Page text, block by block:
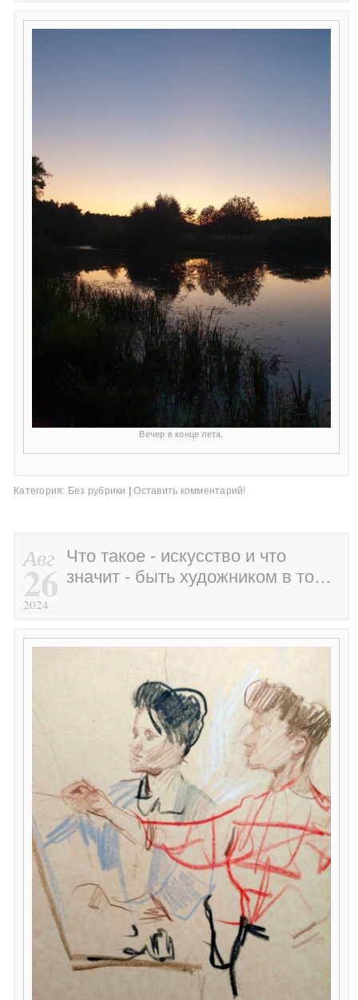
Вечер в конце лета.
Категория: Без рубрики | Оставить комментарий!
Авг
26
2024
Что такое - искусство и что
значит - быть художником в то…